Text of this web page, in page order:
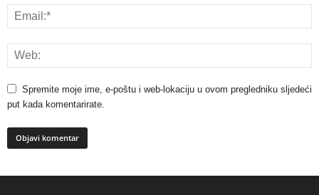
Spremite moje ime, e-poštu i web-lokaciju u ovom pregledniku sljedeći
put kada komentarirate.